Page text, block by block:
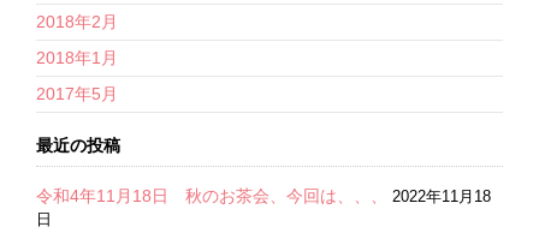
2018年2月
2018年1月
2017年5月
最近の投稿
令和4年11月18日 秋のお茶会、今回は、、、
2022年11月18
日